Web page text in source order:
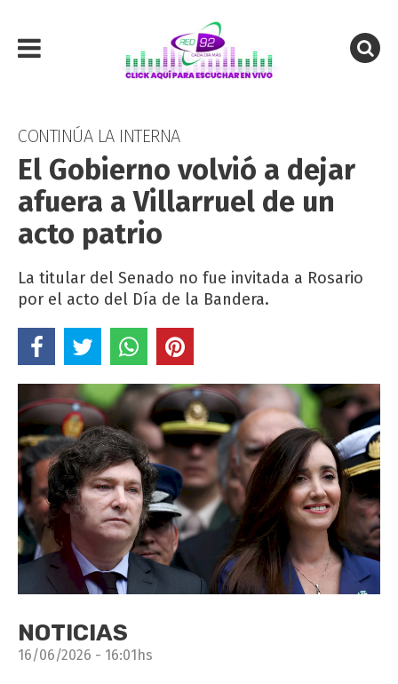
CONTINÚA LA INTERNA
El Gobierno volvió a dejar
afuera a Villarruel de un
acto patrio
La titular del Senado no fue invitada a Rosario
por el acto del Día de la Bandera.
NOTICIAS
16/06/2026 - 16:01hs